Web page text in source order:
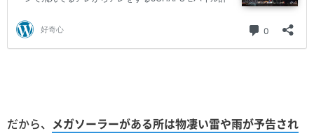
だから、 メガソーラーがある所は物凄い雷や雨が予告され